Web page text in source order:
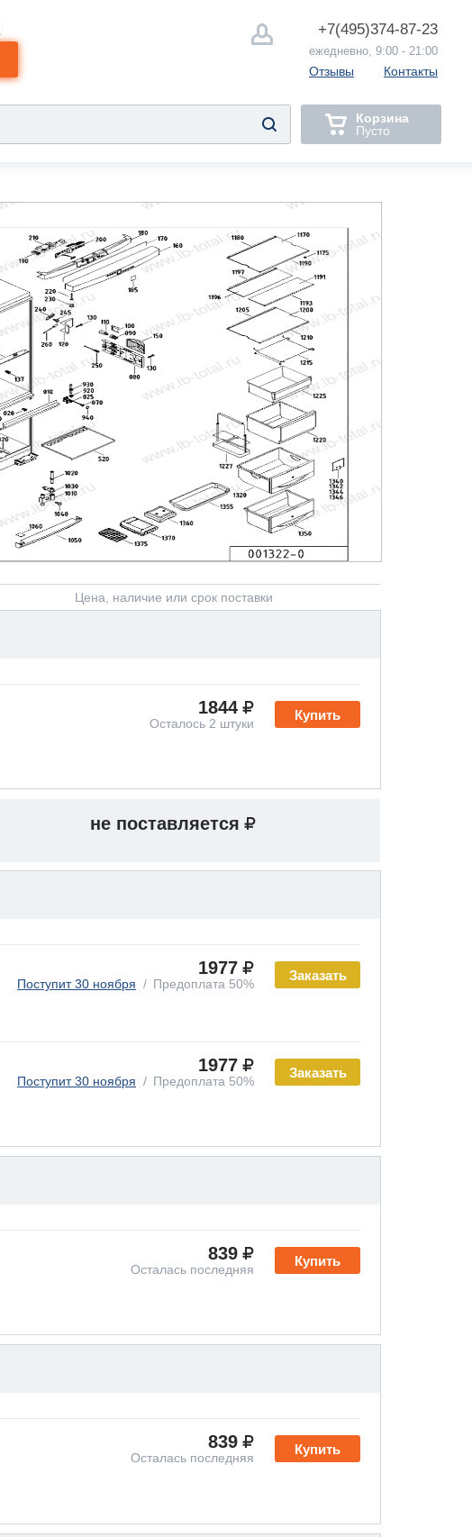
+7(495)374-87-23
ежедневно, 9:00 - 21:00
Отзывы Контакты
Корзина
Пусто
Цена, наличие или срок поставки
Купить
1844
Осталось 2 штуки
не поставляется
Заказать
1977
Поступит 30 ноября Предоплата 50%
Заказать
1977
Поступит 30 ноября Предоплата 50%
Купить
839
Осталась последняя
Купить
839
Осталась последняя